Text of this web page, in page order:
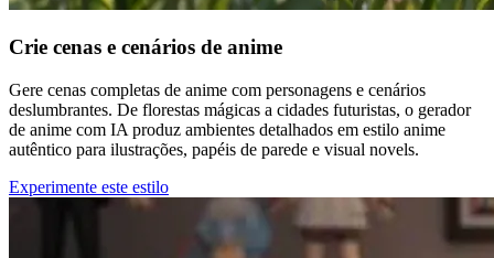
Crie cenas e cenários de anime
Gere cenas completas de anime com personagens e cenários
deslumbrantes. De florestas mágicas a cidades futuristas, o gerador
de anime com IA produz ambientes detalhados em estilo anime
autêntico para ilustrações, papéis de parede e visual novels.
Experimente este estilo